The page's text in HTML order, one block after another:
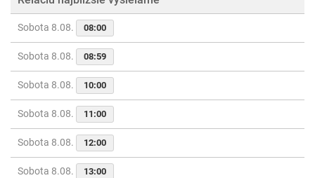
Sobota 8.08. 08:00
Sobota 8.08. 08:59
Sobota 8.08. 10:00
Sobota 8.08. 11:00
Sobota 8.08. 12:00
Sobota 8.08. 13:00